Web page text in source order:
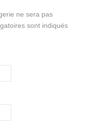
ne sera pas
sont indiqués